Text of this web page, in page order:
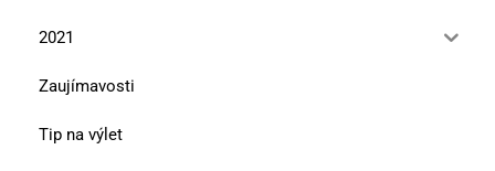
2021
Zaujímavosti
Tip na výlet